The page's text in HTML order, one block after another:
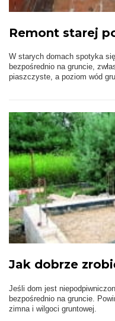
Remont starej
W starych domach spotyka się
bezpośrednio na gruncie,
piaszczyste, a poziom wód
Jak dobrze
Jeśli dom jest
bezpośrednio na gruncie.
zimna i wilgoci gruntowej.